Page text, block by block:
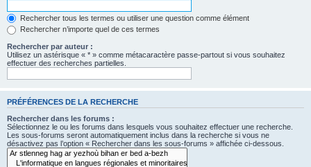
Rechercher tous les termes ou utiliser une question comme élément
Rechercher n’importe quel de ces termes
Rechercher par auteur :
Utilisez un astérisque « * » comme métacaractère passe-partout si vous souhaitez
effectuer des recherches partielles.
PRÉFÉRENCES DE LA RECHERCHE
Rechercher dans les forums :
Sélectionnez le ou les forums dans lesquels vous souhaitez effectuer une recherche.
Les sous-forums seront automatiquement inclus dans la recherche si vous ne
désactivez pas l’option « Rechercher dans les sous-forums » affichée ci-dessous.